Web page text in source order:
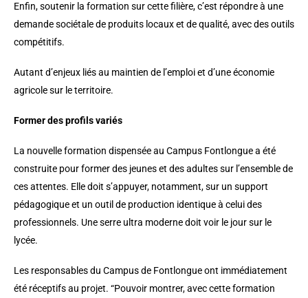
Enfin, soutenir la formation sur cette filière, c’est répondre à une
demande sociétale de produits locaux et de qualité, avec des outils
compétitifs.
Autant d’enjeux liés au maintien de l’emploi et d’une économie
agricole sur le territoire.
Former des profils variés
La nouvelle formation dispensée au Campus Fontlongue a été
construite pour former des jeunes et des adultes sur l’ensemble de
ces attentes. Elle doit s’appuyer, notamment, sur un support
pédagogique et un outil de production identique à celui des
professionnels. Une serre ultra moderne doit voir le jour sur le
lycée.
Les responsables du Campus de Fontlongue ont immédiatement
été réceptifs au projet. “Pouvoir montrer, avec cette formation